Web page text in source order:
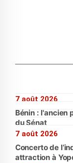
7 août 2026
Bénin : l'ancien
du Sénat
7 août 2026
Concerto de
attraction à